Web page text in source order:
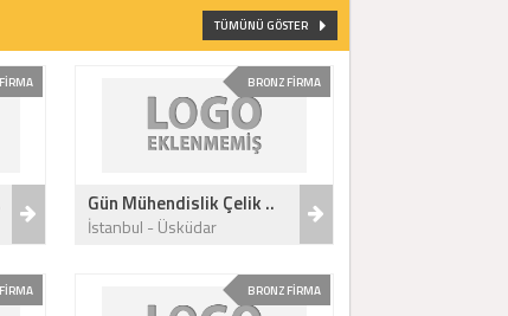
TÜMÜNÜ GÖSTER
BRONZ FİRMA
Gün Mühendislik Çelik ..
İstanbul - Üsküdar
BRONZ FİRMA